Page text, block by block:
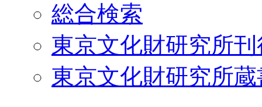
総合検索
東京文化財研究所
東京文化財研究所